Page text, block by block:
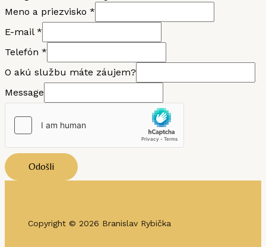
Meno a priezvisko *
E-mail *
Telefón *
O akú službu máte záujem?
Message
Odošli
Copyright © 2026 Branislav Rybička